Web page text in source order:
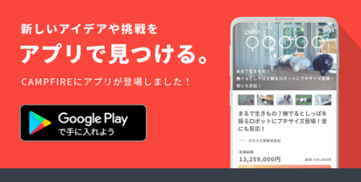
サー様
を紹介
する記
事を オ
フィ
シャル
サイト
にて作
成いた
す。
横浜
版・防
災トラ
ンプ10
個を同
封させ
て頂き
ます。
また、
ランプ
を活用
した